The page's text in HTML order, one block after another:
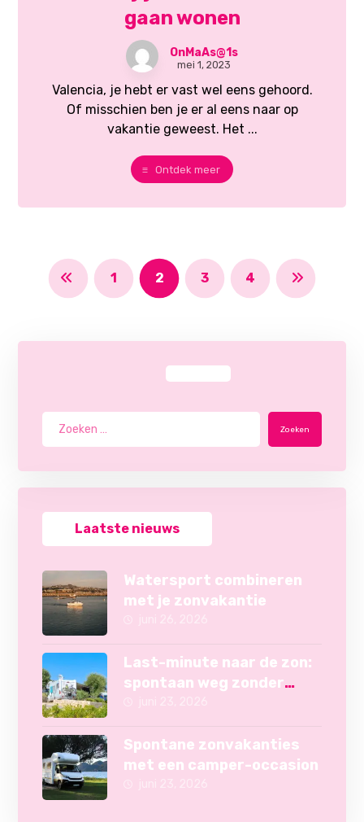
gaan wonen
OnMaAs@1s
mei 1, 2023
Valencia, je hebt er vast wel eens gehoord.
Of misschien ben je er al eens naar op
vakantie geweest. Het ...
Ontdek meer
1 2 3 4
Zoeken
Laatste nieuws
Watersport combineren
met je zonvakantie
Last-minute naar de zon:
spontaan weg zonder
Spontane zonvakanties
met een camper-occasion